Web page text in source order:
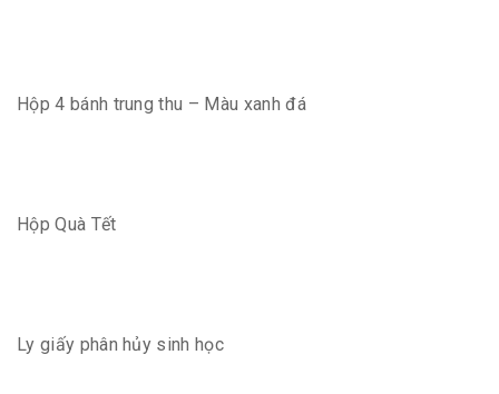
Hộp 4 bánh trung thu – Màu xanh đá
Hộp Quà Tết
Ly giấy phân hủy sinh học